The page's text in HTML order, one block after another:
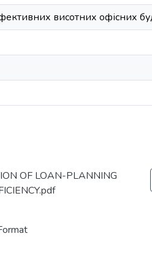
висотних офісних
OF LOAN-PLANNING